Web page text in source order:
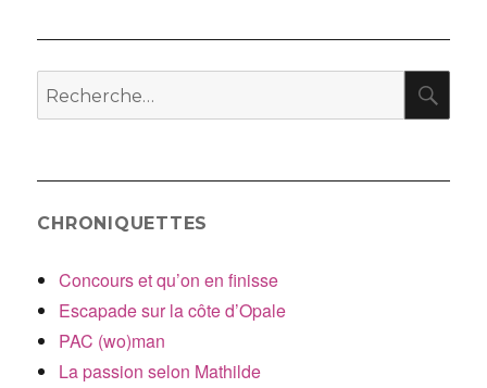
Recherche
pour
CHRONIQUETTES
Concours et qu’on en finisse
Escapade sur la côte d’Opale
PAC (wo)man
La passion selon Mathilde